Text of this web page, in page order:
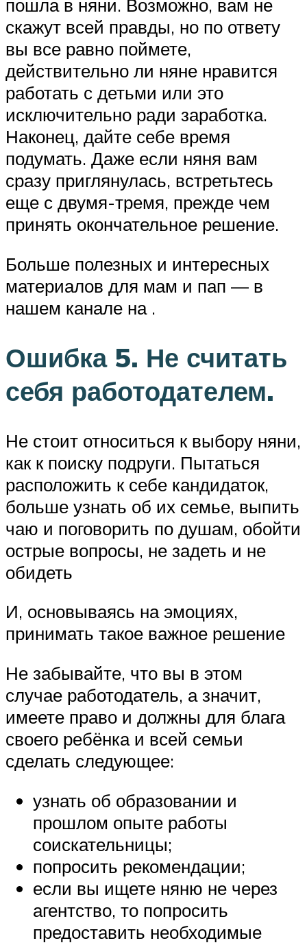
пошла в няни. Возможно, вам не
скажут всей правды, но по ответу
вы все равно поймете,
действительно ли няне нравится
работать с детьми или это
исключительно ради заработка.
Наконец, дайте себе время
подумать. Даже если няня вам
сразу приглянулась, встретьтесь
еще с двумя-тремя, прежде чем
принять окончательное решение.
Больше полезных и интересных
материалов для мам и пап — в
нашем канале на .
Ошибка 5. Не считать
себя работодателем.
Не стоит относиться к выбору няни,
как к поиску подруги. Пытаться
расположить к себе кандидаток,
больше узнать об их семье, выпить
чаю и поговорить по душам, обойти
острые вопросы, не задеть и не
обидеть
И, основываясь на эмоциях,
принимать такое важное решение
Не забывайте, что вы в этом
случае работодатель, а значит,
имеете право и должны для блага
своего ребёнка и всей семьи
сделать следующее:
узнать об образовании и
прошлом опыте работы
соискательницы;
попросить рекомендации;
если вы ищете няню не через
агентство, то попросить
предоставить необходимые